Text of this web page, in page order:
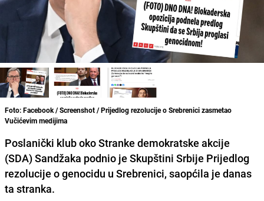
Foto: Facebook / Screenshot / Prijedlog rezolucije o Srebrenici zasmetao
Vučićevim medijima
Poslanički klub oko Stranke demokratske akcije
(SDA) Sandžaka podnio je Skupštini Srbije Prijedlog
rezolucije o genocidu u Srebrenici, saopćila je danas
ta stranka.